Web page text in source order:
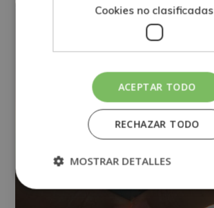
Cookies no clasificadas
ACEPTAR TODO
RECHAZAR TODO
MOSTRAR DETALLES